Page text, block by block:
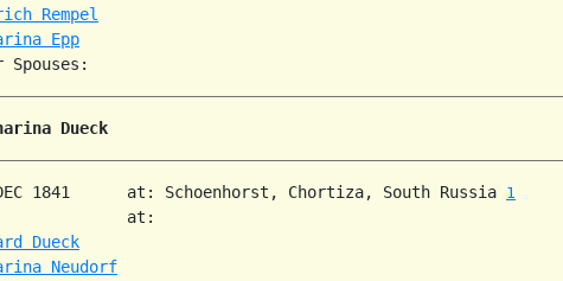
Rempel
Epp
Dueck
1841      at: Schoenhorst, Chortiza, South Russia
1
at:
Dueck
Neudorf